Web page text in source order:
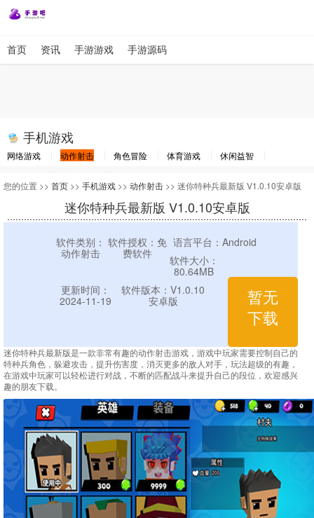
首页 资讯 手游游戏 手游源码
手机游戏
网络游戏 动作射击 角色冒险 体育游戏
休闲益智
您的位置 >> 首页 >> 手机游戏 >> 动作射击 >> 迷你特种兵最新版 V1.0.10安卓版
迷你特种兵最新版 V1.0.10安卓版
软件类别：
动作射击
软件授权：免
费软件
语言平台：Android
软件大小：
80.64MB
更新时间：
2024-11-19
软件版本：V1.0.10
安卓版
暂无
下载
迷你特种兵最新版是一款非常有趣的动作射击游戏，游戏中玩家需要控制自己的
特种兵角色，躲避攻击，提升伤害度，消灭更多的敌人对手，玩法超级的有趣，
在游戏中玩家可以轻松进行对战，不断的匹配战斗来提升自己的段位，欢迎感兴
趣的朋友下载。